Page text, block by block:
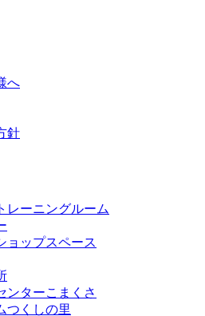
へ
針
レーニングルーム
ョップスペース
ンターこまくさ
つくしの里